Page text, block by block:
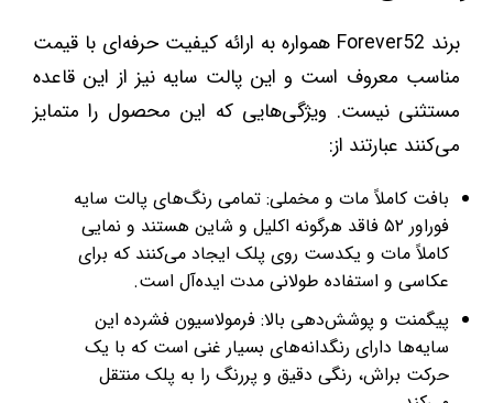
برند Forever52 همواره به ارائه کیفیت حرفه‌ای با قیمت
مناسب معروف است و این پالت سایه نیز از این قاعده
مستثنی نیست. ویژگی‌هایی که این محصول را متمایز
می‌کنند عبارتند از:
بافت کاملاً مات و مخملی: تمامی رنگ‌های پالت سایه
فوراور ۵۲ فاقد هرگونه اکلیل و شاین هستند و نمایی
کاملاً مات و یکدست روی پلک ایجاد می‌کنند که برای
عکاسی و استفاده طولانی مدت ایده‌آل است.
پیگمنت و پوشش‌دهی بالا: فرمولاسیون فشرده این
سایه‌ها دارای رنگدانه‌های بسیار غنی است که با یک
حرکت براش، رنگی دقیق و پررنگ را به پلک منتقل